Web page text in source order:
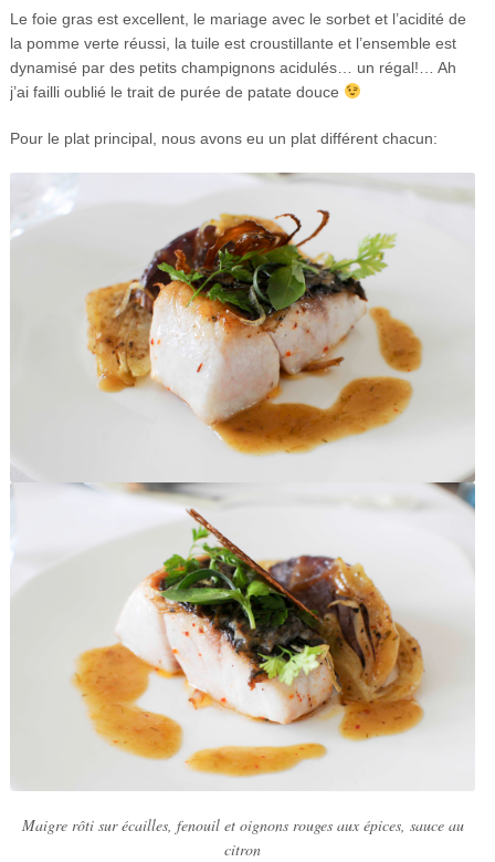
Le foie gras est excellent, le mariage avec le sorbet et l’acidité de
la pomme verte réussi, la tuile est croustillante et l’ensemble est
dynamisé par des petits champignons acidulés… un régal!… Ah
j’ai failli oublié le trait de purée de patate douce
Pour le plat principal, nous avons eu un plat différent chacun:
Maigre rôti sur écailles, fenouil et oignons rouges aux épices, sauce au
citron